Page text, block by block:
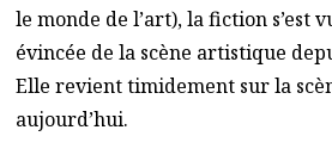
le monde de l’art), la fiction s’est
évincée de la scène artistique
Elle revient timidement sur la
aujourd’hui.